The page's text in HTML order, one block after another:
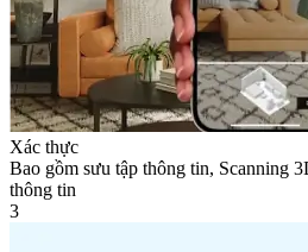
Xác thực
Bao gồm sưu tập thông tin, Scanning
thông tin
3